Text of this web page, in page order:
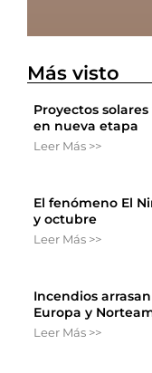
Más visto
Proyectos
en nueva etapa
Leer Más >>
El fenómeno El
y octubre
Leer Más >>
Incendios
Europa y
Leer Más >>